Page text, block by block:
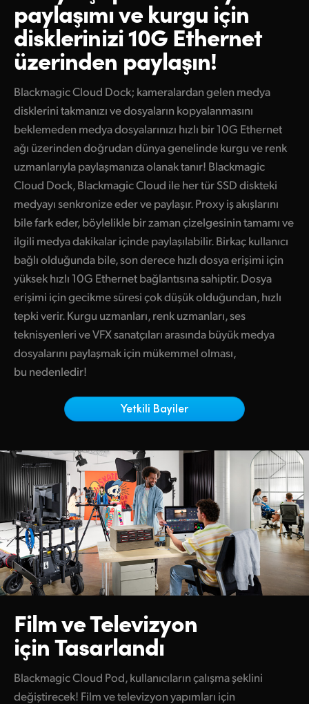
Finland
France
Germany
Hong Kong SAR, China
India
Italy
Japan
Korea
Mexico
Malaysia
Netherlands
New Zealand
Norway
Poland
Singapore
South Africa
Spain
Sweden
Chinese Taipei
United Kingdom
paylaşımı vekurgu için
disklerinizi 10G Ethernet
üzerinden paylaşın!
Blackmagic Cloud Dock; kameralardan gelen medya
disklerini takmanızı ve dosyaların kopyalanmasını
beklemeden medya dosyalarınızı hızlı bir 10G Ethernet
ağı üzerinden doğrudan dünya genelinde kurgu ve renk
uzmanlarıyla paylaşmanıza olanak tanır! Blackmagic
Cloud Dock, Blackmagic Cloud ile her tür SSD diskteki
medyayı senkronize eder ve paylaşır. Proxy iş akışlarını
bile fark eder, böylelikle bir zaman çizelgesinin tamamı ve
ilgili medya dakikalar içinde paylaşılabilir. Birkaç kullanıcı
bağlı olduğunda bile, son derece hızlı dosya erişimi için
yüksek hızlı 10G Ethernet bağlantısına sahiptir. Dosya
erişimi için gecikme süresi çok düşük olduğundan, hızlı
tepki verir. Kurgu uzmanları, renk uzmanları, ses
teknisyenleri ve VFX sanatçıları arasında büyük medya
dosyalarını paylaşmak için mükemmel olması,
bu nedenledir!
Yetkili Bayiler
Film ve Televizyon
için Tasarlandı
Blackmagic Cloud Pod, kullanıcıların çalışma şeklini
değiştirecek! Film ve televizyon yapımları için